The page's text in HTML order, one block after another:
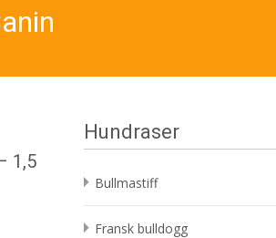
1,5
Hundraser
Bullmastiff
Fransk bulldogg